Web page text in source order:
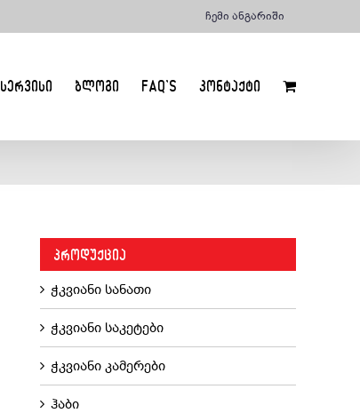
ჩემი ანგარიში
ᲡᲔᲠᲕᲘᲡᲘ ᲑᲚᲝᲒᲘ FAQ’S ᲙᲝᲜᲢᲐᲥᲢᲘ
ᲞᲠᲝᲓᲣᲥᲪᲘᲐ
ჭკვიანი სანათი
ჭკვიანი საკეტები
ჭკვიანი კამერები
ჰაბი